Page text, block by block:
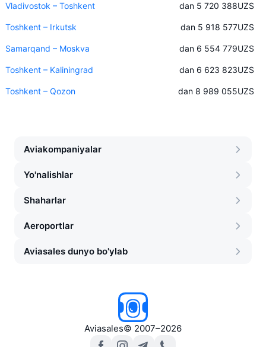
Vladivostok – Toshkent dan 5 720 388UZS
Toshkent – Irkutsk dan 5 918 577UZS
Samarqand – Moskva dan 6 554 779UZS
Toshkent – Kaliningrad dan 6 623 823UZS
Toshkent – Qozon dan 8 989 055UZS
Aviakompaniyalar
Yo'nalishlar
Shaharlar
Aeroportlar
Aviasales dunyo bo'ylab
Aviasales© 2007–2026